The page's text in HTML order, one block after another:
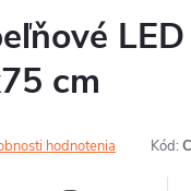
cm
hodnotenia Kód: